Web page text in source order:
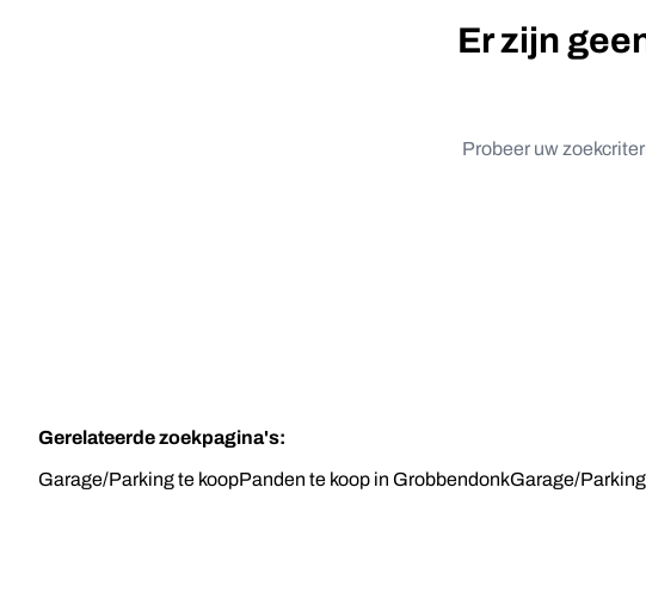
Er zijn
Probeer uw
Gerelateerde zoekpagina's:
Garage/Parking te koopPanden te koop in GrobbendonkGarage/